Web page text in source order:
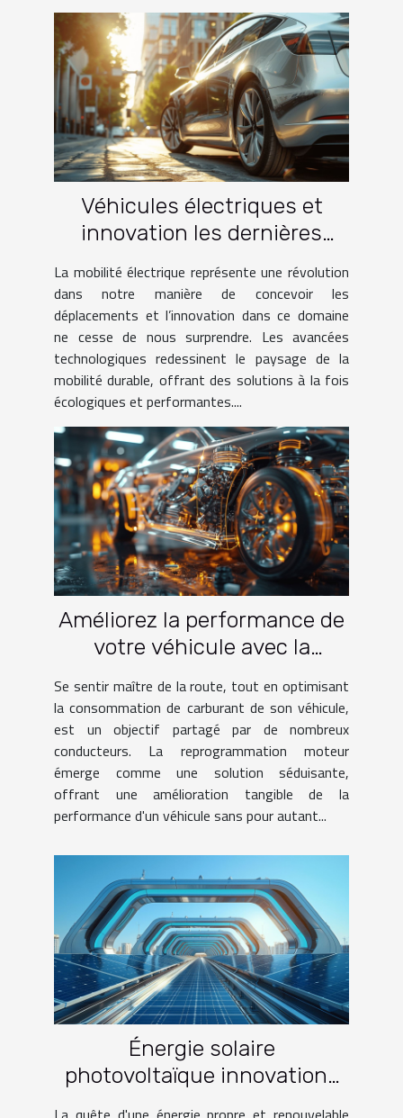
Véhicules électriques et
innovation les dernières
avancées en matière de
mobilité durable
La mobilité électrique représente une révolution
dans notre manière de concevoir les
déplacements et l’innovation dans ce domaine
ne cesse de nous surprendre. Les avancées
technologiques redessinent le paysage de la
mobilité durable, offrant des solutions à la fois
écologiques et performantes....
Améliorez la performance de
votre véhicule avec la
Se sentir maître de la route, tout en optimisant
la consommation de carburant de son véhicule,
est un objectif partagé par de nombreux
conducteurs. La reprogrammation moteur
émerge comme une solution séduisante,
offrant une amélioration tangible de la
performance d'un véhicule sans pour autant...
Énergie solaire
photovoltaïque innovations
et perspectives pour une